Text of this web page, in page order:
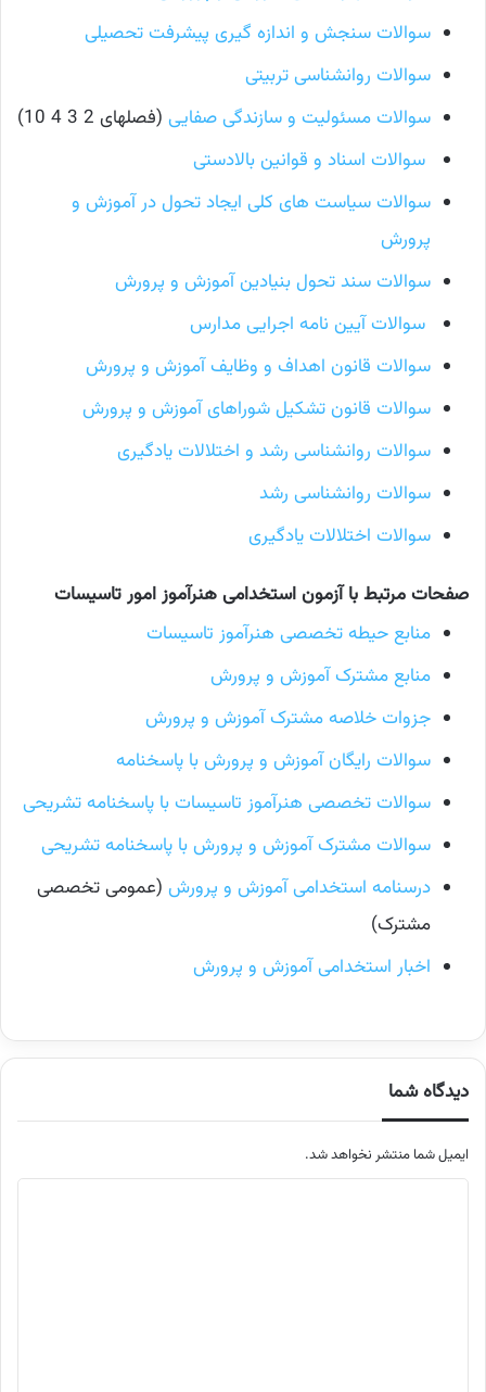
سوالات سنجش و اندازه گیری پیشرفت تحصیلی
سوالات روانشناسی تربیتی
سوالات مسئولیت و سازندگی صفایی (فصلهای 2 3 4 10)
سوالات اسناد و قوانین بالادستی
سوالات سیاست های کلی ایجاد تحول در آموزش و
پرورش
سوالات سند تحول بنیادین آموزش و پرورش
سوالات آیین نامه اجرایی مدارس
سوالات قانون اهداف و وظایف آموزش و پرورش
سوالات قانون تشکیل شوراهای آموزش و پرورش
سوالات روانشناسی رشد و اختلالات یادگیری
سوالات روانشناسی رشد
سوالات اختلالات یادگیری
صفحات مرتبط با آزمون استخدامی هنرآموز امور تاسیسات
منابع حیطه تخصصی هنرآموز تاسیسات
منابع مشترک آموزش و پرورش
جزوات خلاصه مشترک آموزش و پرورش
سوالات رایگان آموزش و پرورش با پاسخنامه
سوالات تخصصی هنرآموز تاسیسات با پاسخنامه تشریحی
سوالات مشترک آموزش و پرورش با پاسخنامه تشریحی
درسنامه استخدامی آموزش و پرورش (عمومی تخصصی
مشترک)
اخبار استخدامی آموزش و پرورش
دیدگاه شما
ایمیل شما منتشر نخواهد شد.